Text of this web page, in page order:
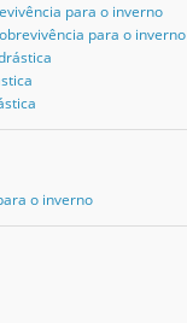
para o inverno
para o inverno
o inverno